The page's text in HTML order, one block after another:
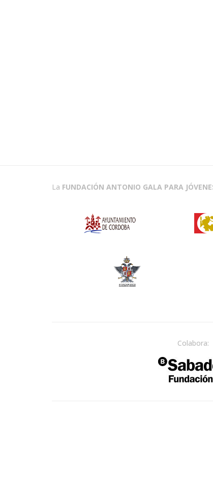
La FUNDACIÓN ANTONIO GALA PARA
Colabora: